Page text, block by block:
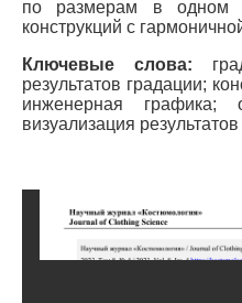
по размерам в одном
конструкций с
Ключевые слова:
результатов градации;
инженерная графика;
визуализация результатов